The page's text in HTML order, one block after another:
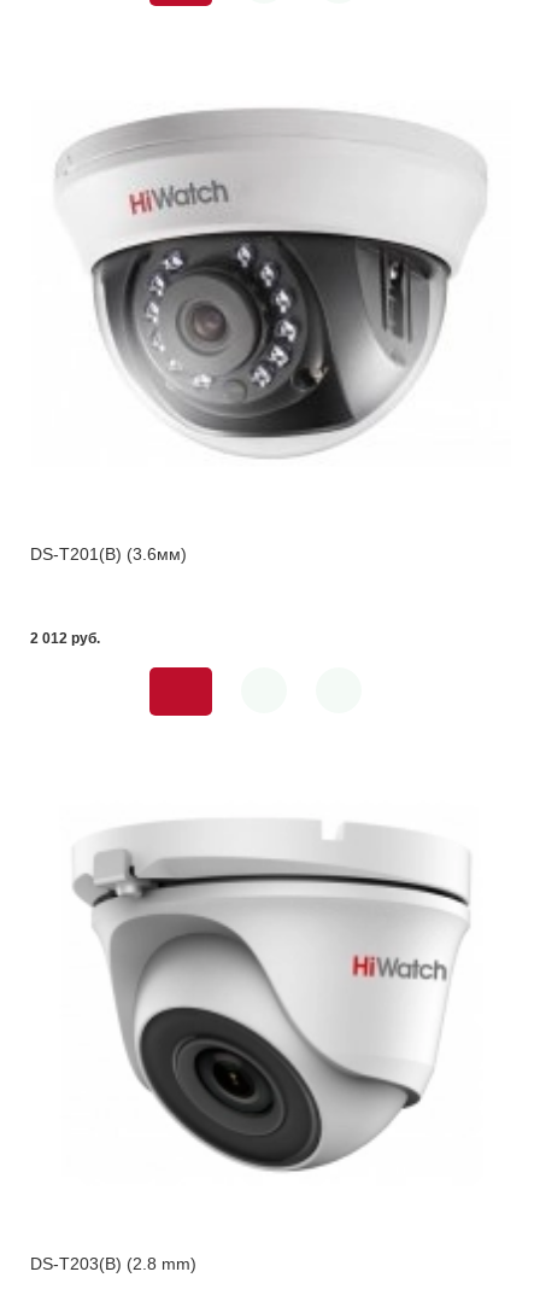
DS-T201(B) (3.6мм)
2 012 pуб.
DS-T203(B) (2.8 mm)